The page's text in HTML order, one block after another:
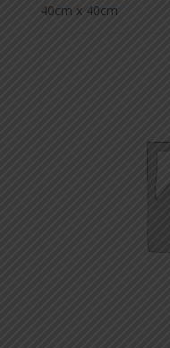
40cm x 40cm